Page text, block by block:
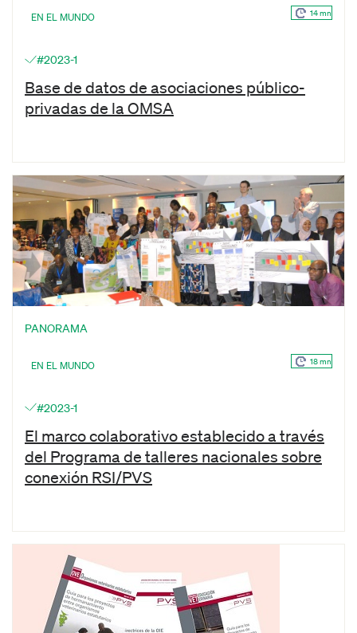
EN EL MUNDO 14 mn
#2023-1
Base de datos de asociaciones público-
privadas de la OMSA
PANORAMA
EN EL MUNDO 18 mn
#2023-1
El marco colaborativo establecido a través
del Programa de talleres nacionales sobre
conexión RSI/PVS